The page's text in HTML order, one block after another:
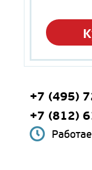
+7 (495)
+7 (812)